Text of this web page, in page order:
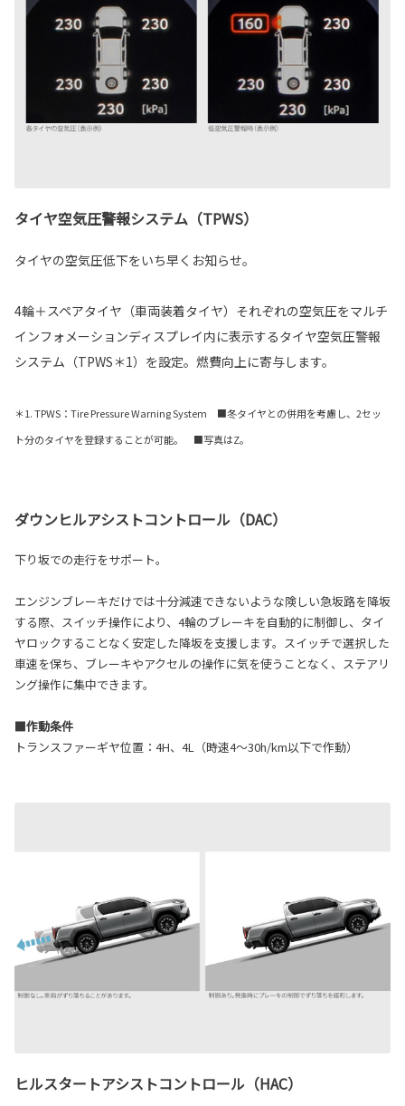
タイヤ空気圧警報システム（TPWS）
タイヤの空気圧低下をいち早くお知らせ。
4輪＋スペアタイヤ（車両装着タイヤ）それぞれの空気圧をマルチ
インフォメーションディスプレイ内に表示するタイヤ空気圧警報
システム（TPWS＊1）を設定。燃費向上に寄与します。
＊1. TPWS：Tire Pressure Warning System ■冬タイヤとの併用を考慮し、2セッ
ト分のタイヤを登録することが可能。 ■写真はZ。
ダウンヒルアシストコントロール（DAC）
下り坂での走行をサポート。
エンジンブレーキだけでは十分減速できないような険しい急坂路を降坂
する際、スイッチ操作により、4輪のブレーキを自動的に制御し、タイ
ヤロックすることなく安定した降坂を支援します。スイッチで選択した
車速を保ち、ブレーキやアクセルの操作に気を使うことなく、ステアリ
ング操作に集中できます。
■作動条件
トランスファーギヤ位置：4H、4L（時速4～30h/km以下で作動）
ヒルスタートアシストコントロール（HAC）